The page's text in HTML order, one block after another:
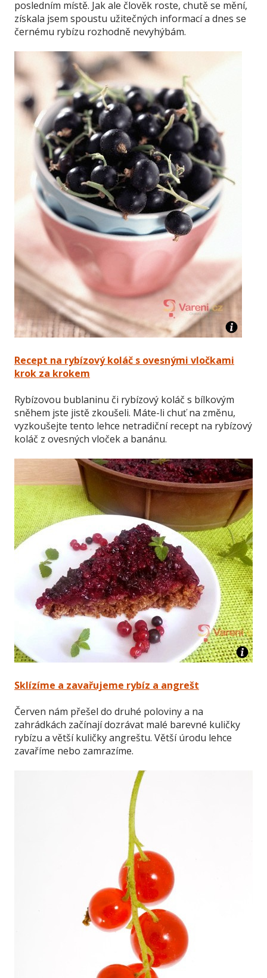
posledním místě. Jak ale člověk roste, chutě se mění,
získala jsem spoustu užitečných informací a dnes se
černému rybízu rozhodně nevyhýbám.
Recept na rybízový koláč s ovesnými vločkami
krok za krokem
Rybízovou bublaninu či rybízový koláč s bílkovým
sněhem jste jistě zkoušeli. Máte-li chuť na změnu,
vyzkoušejte tento lehce netradiční recept na rybízový
koláč z ovesných vloček a banánu.
Sklízíme a zavařujeme rybíz a angrešt
Červen nám přešel do druhé poloviny a na
zahrádkách začínají dozrávat malé barevné kuličky
rybízu a větší kuličky angreštu. Větší úrodu lehce
zavaříme nebo zamrazíme.